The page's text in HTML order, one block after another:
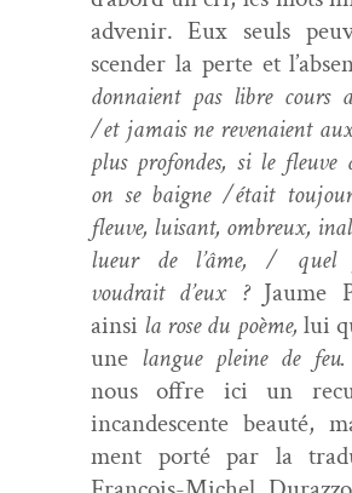
advenir. Eux seuls
scen­der la perte et
don­naient pas libre cours
/et jamais ne reve­naient aux
plus pro­fondes, si le fleuve
on se baigne /était
fleuve, luisant, ombreux,
lueur de l’âme, / quel
voudrait d’eux ? Jaume
ain­si la rose du poème, lui
une langue pleine de
nous offre ici un
incan­des­cente beauté,
ment porté par la